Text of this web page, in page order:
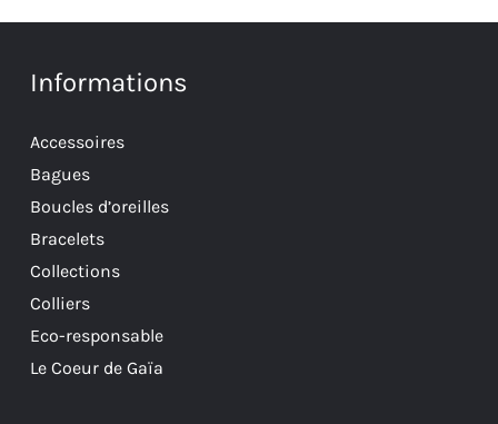
Informations
Accessoires
Bagues
Boucles d’oreilles
Bracelets
Collections
Colliers
Eco-responsable
Le Coeur de Gaïa